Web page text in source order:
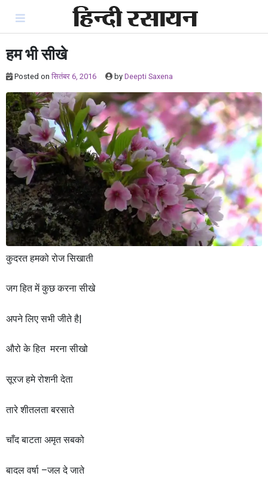
content
हम भी सीखे
Posted on सितंबर 6, 2016 by Deepti Saxena
कुदरत हमको रोज सिखाती
जग हित में कुछ करना सीखे
अपने लिए सभी जीते है|
औरो के हित मरना सीखो
सूरज हमे रोशनी देता
तारे शीतलता बरसाते
चाँद बाटता अमृत सबको
बादल वर्षा –जल दे जाते